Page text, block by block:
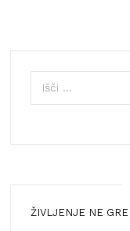
Išči:
ŽIVLJENJE NE